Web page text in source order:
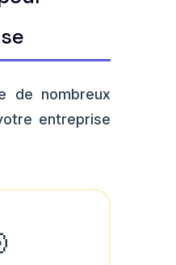
de nombreux
entreprise